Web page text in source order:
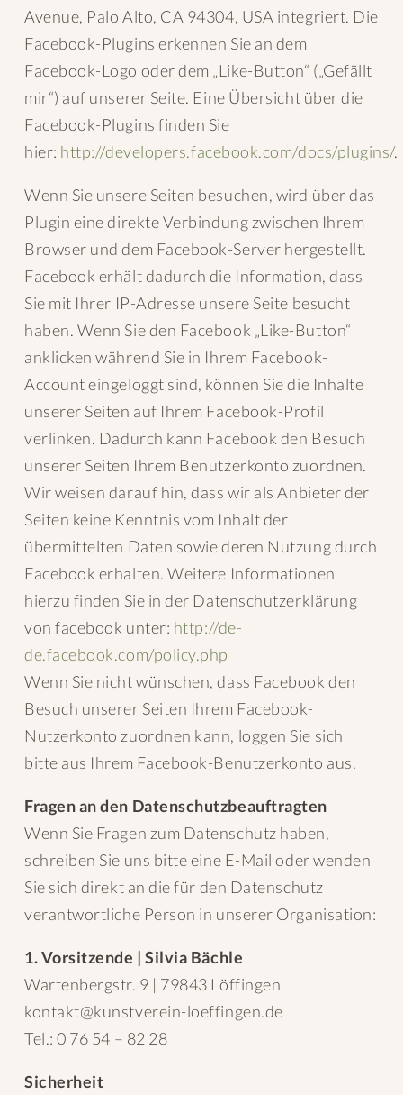
Avenue, Palo Alto, CA 94304, USA integriert. Die
Facebook-Plugins erkennen Sie an dem
Facebook-Logo oder dem „Like-Button“ („Gefällt
mir“) auf unserer Seite. Eine Übersicht über die
Facebook-Plugins finden Sie
hier: http://developers.facebook.com/docs/plugins/.
Wenn Sie unsere Seiten besuchen, wird über das
Plugin eine direkte Verbindung zwischen Ihrem
Browser und dem Facebook-Server hergestellt.
Facebook erhält dadurch die Information, dass
Sie mit Ihrer IP-Adresse unsere Seite besucht
haben. Wenn Sie den Facebook „Like-Button“
anklicken während Sie in Ihrem Facebook-
Account eingeloggt sind, können Sie die Inhalte
unserer Seiten auf Ihrem Facebook-Profil
verlinken. Dadurch kann Facebook den Besuch
unserer Seiten Ihrem Benutzerkonto zuordnen.
Wir weisen darauf hin, dass wir als Anbieter der
Seiten keine Kenntnis vom Inhalt der
übermittelten Daten sowie deren Nutzung durch
Facebook erhalten. Weitere Informationen
hierzu finden Sie in der Datenschutzerklärung
von facebook unter: http://de-
de.facebook.com/policy.php
Wenn Sie nicht wünschen, dass Facebook den
Besuch unserer Seiten Ihrem Facebook-
Nutzerkonto zuordnen kann, loggen Sie sich
bitte aus Ihrem Facebook-Benutzerkonto aus.
Fragen an den Datenschutzbeauftragten
Wenn Sie Fragen zum Datenschutz haben,
schreiben Sie uns bitte eine E-Mail oder wenden
Sie sich direkt an die für den Datenschutz
verantwortliche Person in unserer Organisation:
1. Vorsitzende | Silvia Bächle
Wartenbergstr. 9 | 79843 Löffingen
kontakt@kunstverein-loeffingen.de
Tel.: 0 76 54 – 82 28
Sicherheit